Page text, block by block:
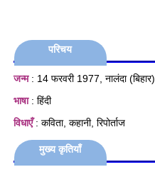
परिचय
जन्म: 14 फरवरी 1977, नालंदा (बिहार)
भाषा: हिंदी
विधाएँ: कविता, कहानी, रिपोर्ताज
मुख्य कृतियाँ